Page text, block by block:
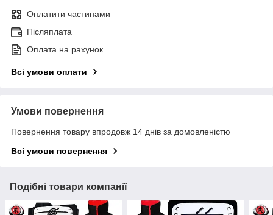
Оплатити частинами
Післяплата
Оплата на рахунок
Всі умови оплати
Умови повернення
Повернення товару впродовж 14 днів за домовленістю
Всі умови повернення
Подібні товари компанії